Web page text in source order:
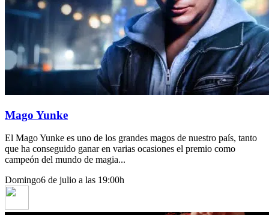
Mago Yunke
El Mago Yunke es uno de los grandes magos de nuestro país, tanto
que ha conseguido ganar en varias ocasiones el premio como
campeón del mundo de magia...
Domingo6 de julio a las 19:00h